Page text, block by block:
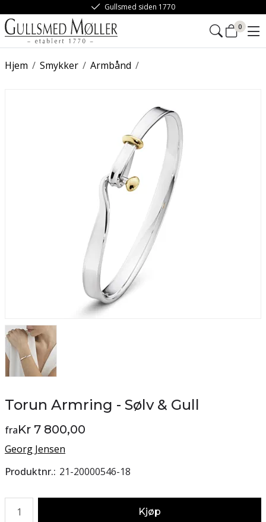
Gullsmed siden 1770
0
/
Hjem /
Smykker /
Armbånd
Torun Armring - Sølv & Gull
fraKr 7 800,00
Georg Jensen
Produktnr. 21-20000546-18
Kjøp